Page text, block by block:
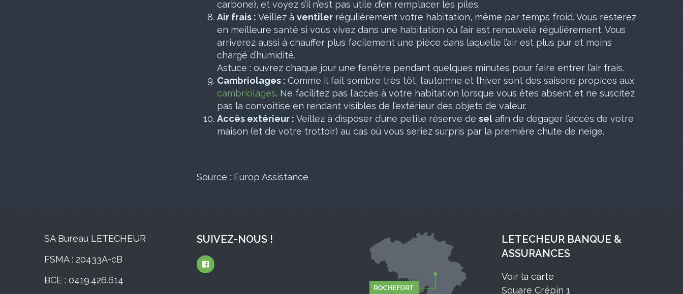
carbone), et voyez s’il n’est pas utile d’en remplacer les piles.
Air frais : Veillez à ventiler régulièrement votre habitation, même par temps froid. Vous resterez
en meilleure santé si vous vivez dans une habitation où l’air est renouvelé régulièrement. Vous
arriverez aussi à chauffer plus facilement une pièce dans laquelle l’air est plus pur et moins
chargé d’humidité.
Astuce : ouvrez chaque jour une fenêtre pendant quelques minutes pour faire entrer l’air frais.
Cambriolages : Comme il fait sombre très tôt, l’automne et l’hiver sont des saisons propices aux
cambriolages. Ne facilitez pas l’accès à votre habitation lorsque vous êtes absent et ne suscitez
pas la convoitise en rendant visibles de l’extérieur des objets de valeur.
Accès extérieur : Veillez à disposer d’une petite réserve de sel afin de dégager l’accès de votre
maison (et de votre trottoir) au cas où vous seriez surpris par la première chute de neige.
Source : Europ Assistance
SA Bureau LETECHEUR
FSMA : 20433A-cB
BCE : 0419.426.614
SUIVEZ-NOUS !
LETECHEUR BANQUE &
ASSURANCES
Voir la carte
Square Crépin 1